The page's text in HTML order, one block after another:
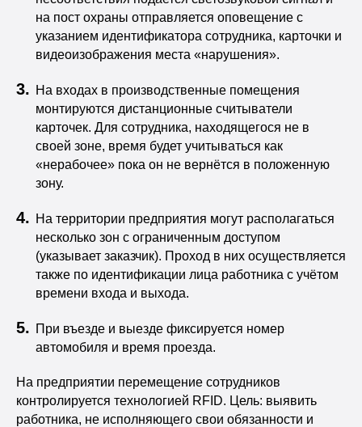
на пост охраны отправляется оповещение с
указанием идентификатора сотрудника, карточки и
видеоизображения места «нарушения».
На входах в производственные помещения
монтируются дистанционные считыватели
карточек. Для сотрудника, находящегося не в
своей зоне, время будет учитываться как
«нерабочее» пока он не вернётся в положенную
зону.
На территории предприятия могут располагаться
несколько зон с ограниченным доступом
(указывает заказчик). Проход в них осуществляется
также по идентификации лица работника с учётом
времени входа и выхода.
При въезде и выезде фиксируется номер
автомобиля и время проезда.
На предприятии перемещение сотрудников
контролируется технологией RFID. Цель: выявить
работника, не исполняющего свои обязанности и